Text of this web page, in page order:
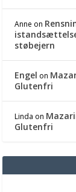
Anne on
støbejern
Engel on
Glutenfri
Linda on
Glutenfri